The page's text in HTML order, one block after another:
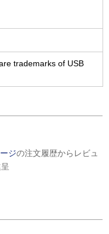
trademarks of USB
ジの注文履歴からレビュ